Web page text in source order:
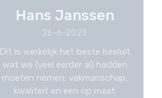
Hans Janssen
26-6-2025
Dit is werkelijk het beste besluit
wat we (veel eerder al) hadden
moeten nemen: vakmanschap,
kwaliteit en een op maat